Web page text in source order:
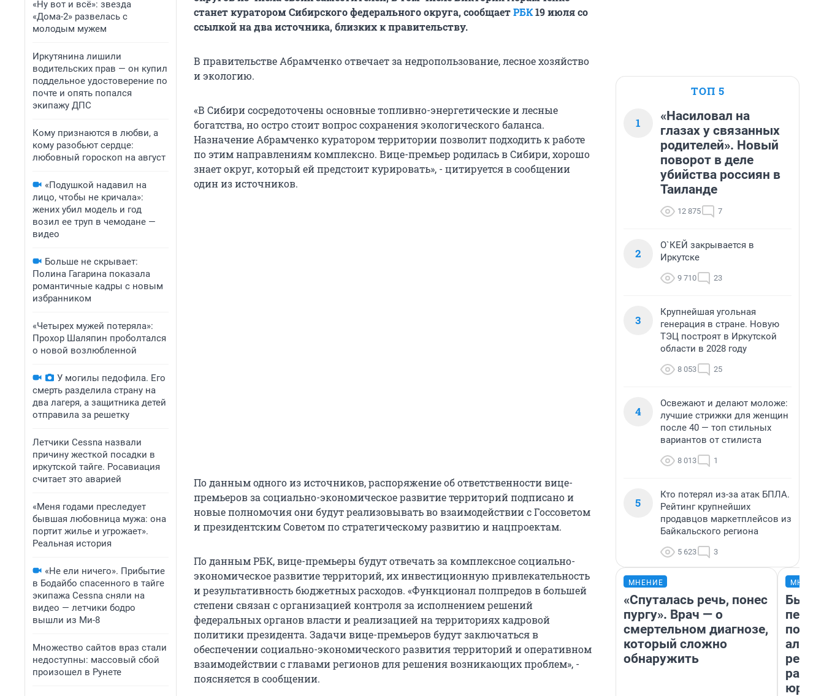
«Ну вот и всё»: звезда
«Дома-2» развелась с
молодым мужем
Иркутянина лишили
водительских прав — он купил
поддельное удостоверение по
почте и опять попался
экипажу ДПС
Кому признаются в любви, а
кому разобьют сердце:
любовный гороскоп на август
«Подушкой надавил на
лицо, чтобы не кричала»:
жених убил модель и год
возил ее труп в чемодане —
видео
Больше не скрывает:
Полина Гагарина показала
романтичные кадры с новым
избранником
«Четырех мужей потеряла»:
Прохор Шаляпин проболтался
о новой возлюбленной
У могилы педофила. Его
смерть разделила страну на
два лагеря, а защитника детей
отправила за решетку
Летчики Cessna назвали
причину жесткой посадки в
иркутской тайге. Росавиация
считает это аварией
«Меня годами преследует
бывшая любовница мужа: она
портит жилье и угрожает».
Реальная история
«Не ели ничего». Прибытие
в Бодайбо спасенного в тайге
экипажа Cessna сняли на
видео — летчики бодро
вышли из Ми-8
Множество сайтов враз стали
недоступны: массовый сбой
произошел в Рунете
станет куратором Сибирского федерального округа, сообщаетРБК19 июля со
ссылкой на два источника, близких к правительству.
В правительстве Абрамченко отвечает за недропользование, лесное хозяйство
и экологию.
«В Сибири сосредоточены основные топливно-энергетические и лесные
богатства, но остро стоит вопрос сохранения экологического баланса.
Назначение Абрамченко куратором территории позволит подходить к работе
по этим направлениям комплексно. Вице-премьер родилась в Сибири, хорошо
знает округ, который ей предстоит курировать», - цитируется в сообщении
один из источников.
По данным одного из источников, распоряжение об ответственности вице-
премьеров за социально-экономическое развитие территорий подписано и
новые полномочия они будут реализовывать во взаимодействии с Госсоветом
и президентским Советом по стратегическому развитию и нацпроектам.
По данным РБК, вице-премьеры будут отвечать за комплексное социально-
экономическое развитие территорий, их инвестиционную привлекательность
и результативность бюджетных расходов. «Функционал полпредов в большей
степени связан с организацией контроля за исполнением решений
федеральных органов власти и реализацией на территориях кадровой
политики президента. Задачи вице-премьеров будут заключаться в
обеспечении социально-экономического развития территорий и оперативном
взаимодействии с главами регионов для решения возникающих проблем», -
поясняется в сообщении.
ТОП 5
1
«Насиловал на
глазах у связанных
родителей». Новый
поворот в деле
убийства россиян в
Таиланде
12 875 7
2
О`КЕЙ закрывается в
Иркутске
9 710 23
3
Крупнейшая угольная
генерация в стране. Новую
ТЭЦ построят в Иркутской
области в 2028 году
8 053 25
4
Освежают и делают моложе:
лучшие стрижки для женщин
после 40 — топ стильных
вариантов от стилиста
8 013 1
5
Кто потерял из-за атак БПЛА.
Рейтинг крупнейших
продавцов маркетплейсов из
Байкальского региона
5 623 3
МНЕНИЕ
«Спуталась речь, понес
пургу». Врач — о
смертельном диагнозе,
который сложно
обнаружить
Был